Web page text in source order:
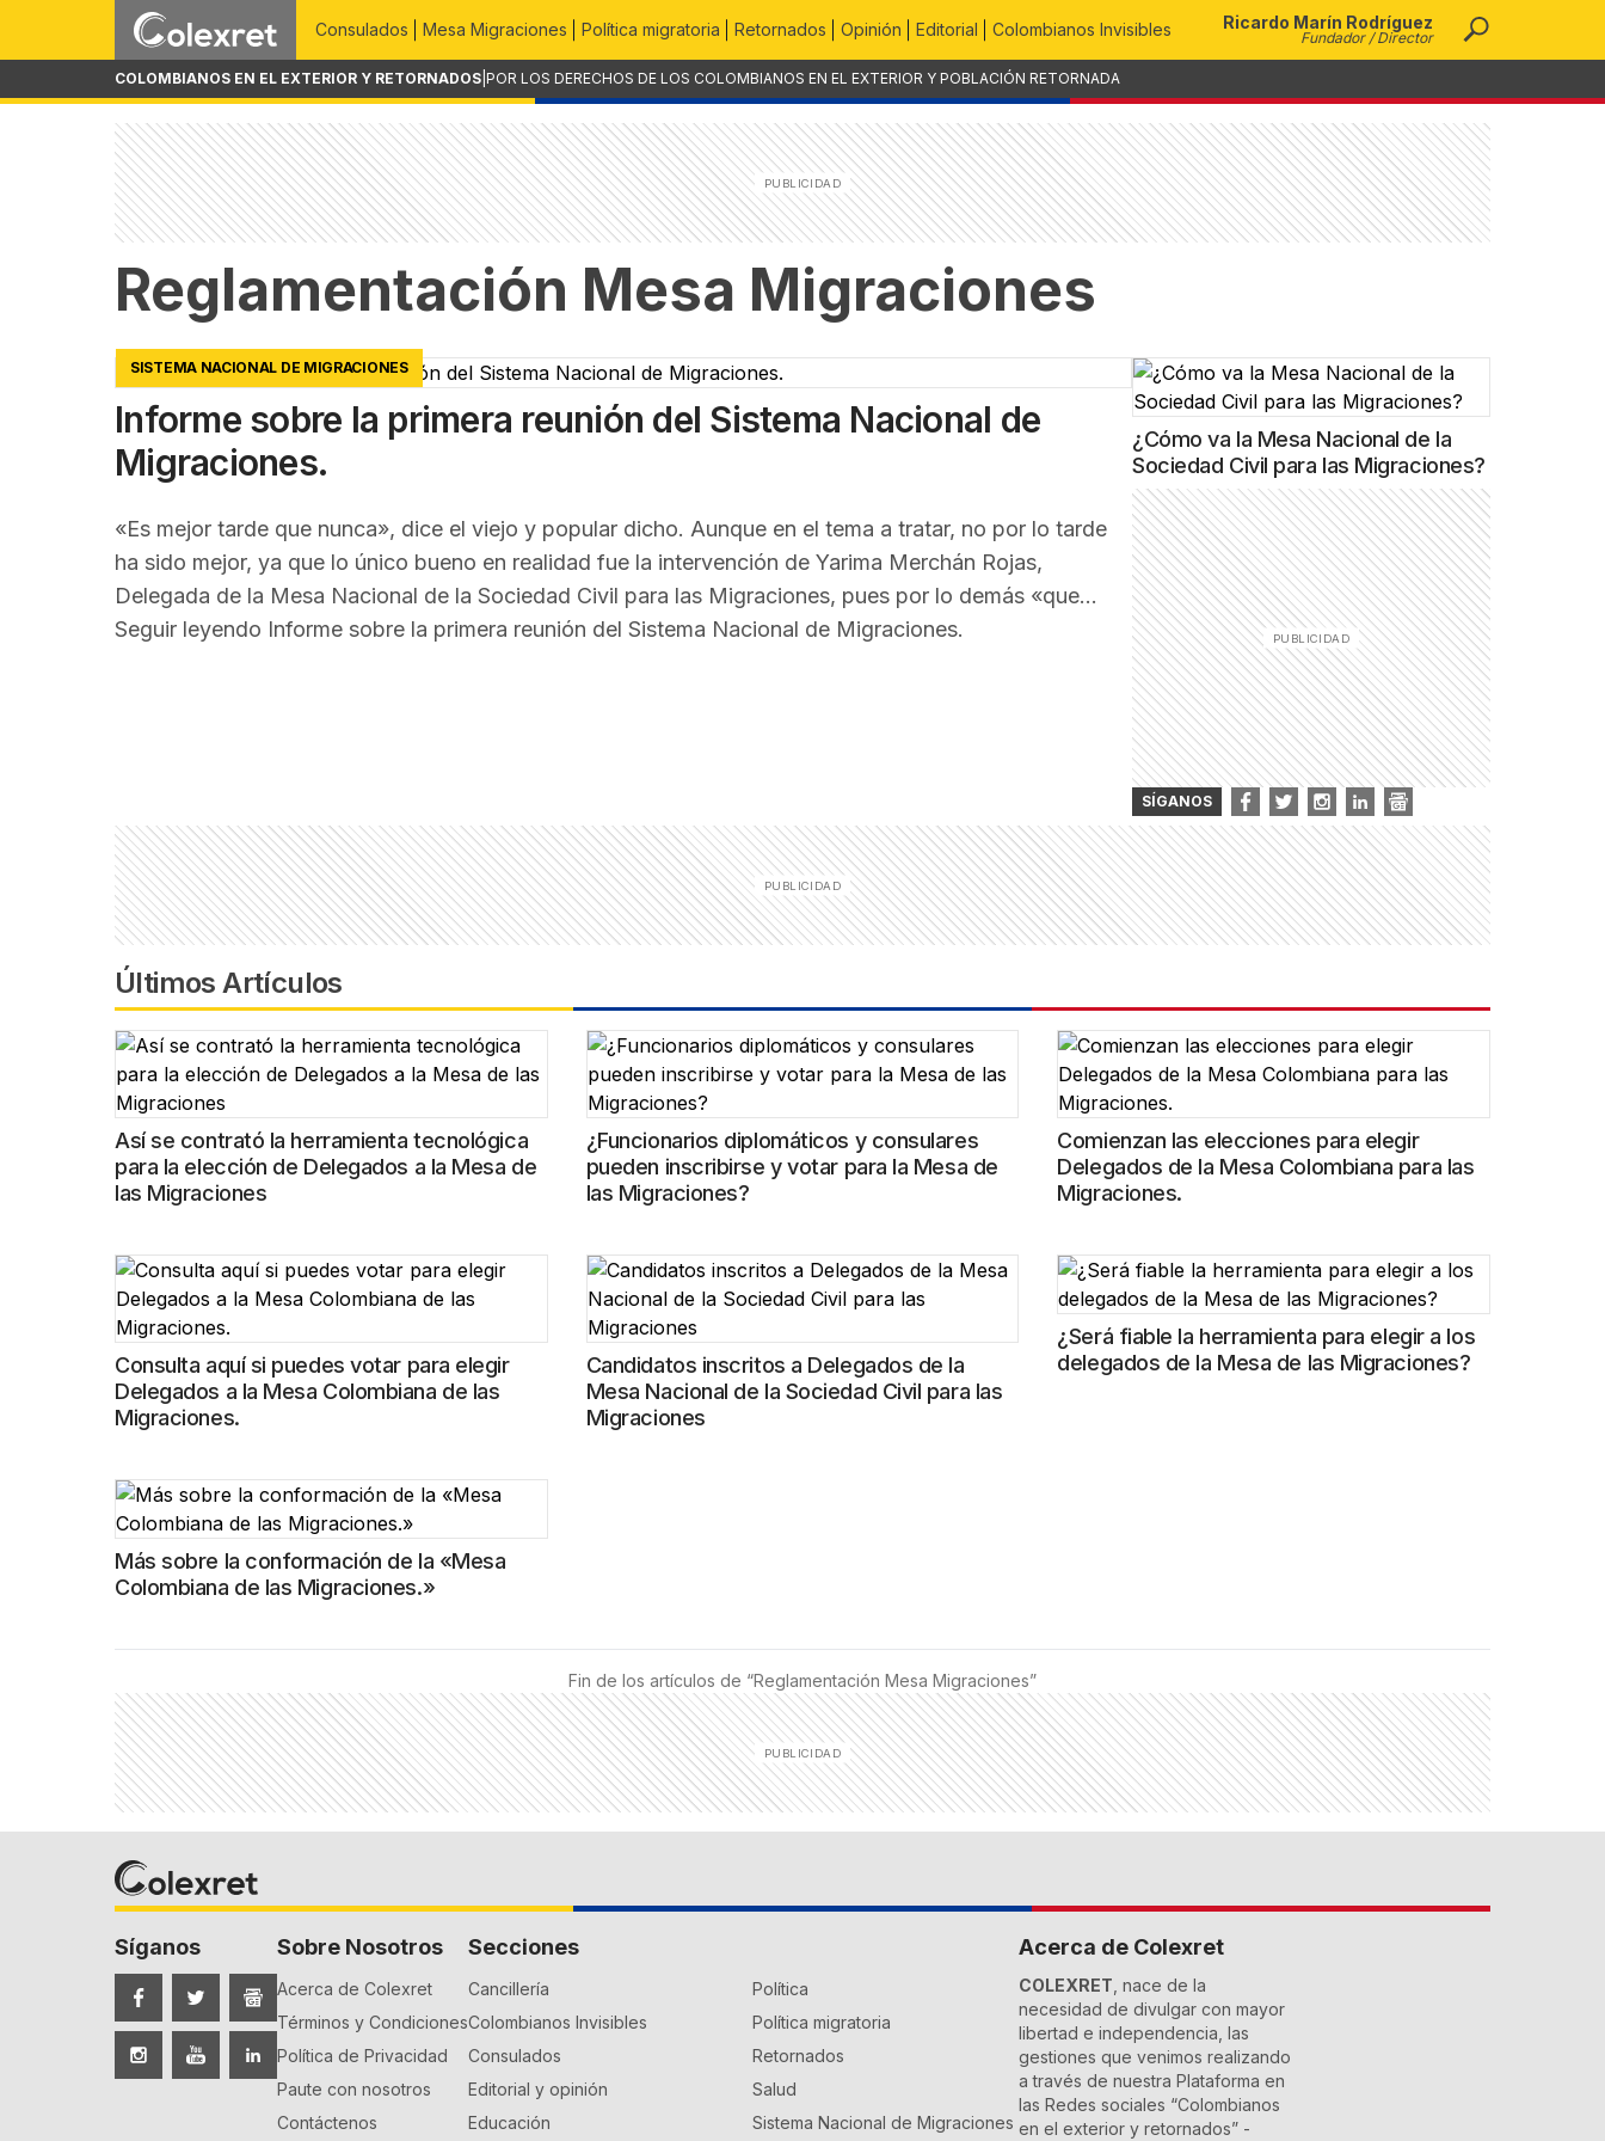
Consulados Mesa Migraciones Política migratoria Retornados Opinión Editorial Colombianos Invisibles Ricardo Marín Rodríguez
Fundador / Director
COLOMBIANOS EN EL EXTERIOR Y RETORNADOS POR LOS DERECHOS DE LOS COLOMBIANOS EN EL EXTERIOR Y POBLACIÓN RETORNADA
Reglamentación Mesa Migraciones
SISTEMA NACIONAL DE MIGRACIONES
Informe sobre la primera reunión del Sistema Nacional de
Migraciones.
«Es mejor tarde que nunca», dice el viejo y popular dicho. Aunque en el tema a tratar, no por lo tarde
ha sido mejor, ya que lo único bueno en realidad fue la intervención de Yarima Merchán Rojas,
Delegada de la Mesa Nacional de la Sociedad Civil para las Migraciones, pues por lo demás «que…
Seguir leyendo Informe sobre la primera reunión del Sistema Nacional de Migraciones.
¿Cómo va la Mesa Nacional de la
Sociedad Civil para las Migraciones?
SÍGANOS
Últimos Artículos
Así se contrató la herramienta tecnológica
para la elección de Delegados a la Mesa de
las Migraciones
¿Funcionarios diplomáticos y consulares
pueden inscribirse y votar para la Mesa de
las Migraciones?
Comienzan las elecciones para elegir
Delegados de la Mesa Colombiana para las
Migraciones.
Consulta aquí si puedes votar para elegir
Delegados a la Mesa Colombiana de las
Migraciones.
Candidatos inscritos a Delegados de la
Mesa Nacional de la Sociedad Civil para las
Migraciones
¿Será fiable la herramienta para elegir a los
delegados de la Mesa de las Migraciones?
Más sobre la conformación de la «Mesa
Colombiana de las Migraciones.»
Fin de los artículos de “Reglamentación Mesa Migraciones”
Síganos Sobre Nosotros
Acerca de Colexret
Términos y Condiciones
Política de Privacidad
Paute con nosotros
Contáctenos
Secciones
Cancillería
Colombianos Invisibles
Consulados
Editorial y opinión
Educación
Política
Política migratoria
Retornados
Salud
Sistema Nacional de Migraciones
Acerca de Colexret
COLEXRET , nace de la
necesidad de divulgar con mayor
libertad e independencia, las
gestiones que venimos realizando
a través de nuestra Plataforma en
las Redes sociales “Colombianos
en el exterior y retornados” -